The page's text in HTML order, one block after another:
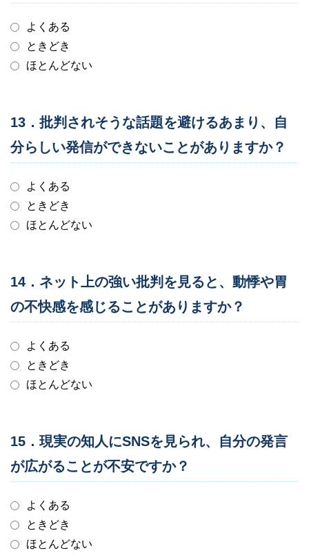
よくある
ときどき
ほとんどない
13．批判されそうな話題を避けるあまり、自
分らしい発信ができないことがありますか？
よくある
ときどき
ほとんどない
14．ネット上の強い批判を見ると、動悸や胃
の不快感を感じることがありますか？
よくある
ときどき
ほとんどない
15．現実の知人にSNSを見られ、自分の発言
が広がることが不安ですか？
よくある
ときどき
ほとんどない